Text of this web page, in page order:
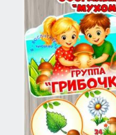
æÑΓ¬á
æσ αáßßáñ¬¿ 4
æσÑ¼á
ÆáíÑ½∞
ÆáíÑ½∞
ΓÑΓαáñ∞